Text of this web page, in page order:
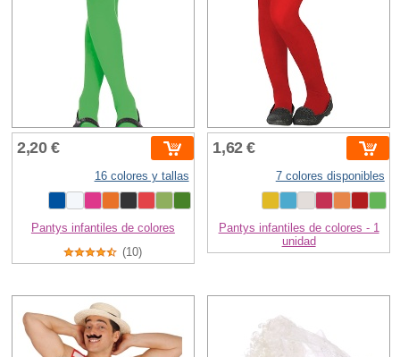
2,20 €
16 colores y tallas
Pantys infantiles de colores
(10)
1,62 €
7 colores disponibles
Pantys infantiles de colores - 1
unidad